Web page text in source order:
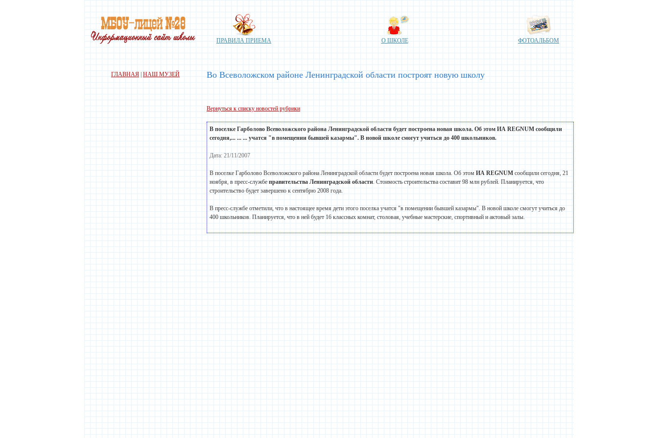
ПРАВИЛА ПРИЕМА О ШКОЛЕ ФОТОАЛЬБОМ
ГЛАВНАЯ НАШ МУЗЕЙ Во Всеволожском районе Ленинградской области построят новую школу
Вернуться к списку новостей рубрики
В поселке Гарболово Всеволожского района Ленинградской области будет построена новаяшкола. Об этом ИА REGNUM сообщили
сегодня,... ... ... учатся "в помещении бывшей казармы". В новойшколе смогут учиться до 400 школьников.
Дата: 21/11/2007
В поселке Гарболово Всеволожского района Ленинградской области будет построена новая школа. Об этомИА REGNUM сообщили сегодня, 21
ноября, в пресс-службеправительства Ленинградской области. Стоимость строительства составит 98 млн рублей. Планируется, что
строительство будет завершено к сентябрю 2008 года.
В пресс-службе отметили, что в настоящее время дети этого поселка учатся "в помещении бывшей казармы". В новой школе смогут учиться до
400 школьников. Планируется, что в ней будет 16 классных комнат, столовая, учебные мастерские, спортивный и актовый залы.